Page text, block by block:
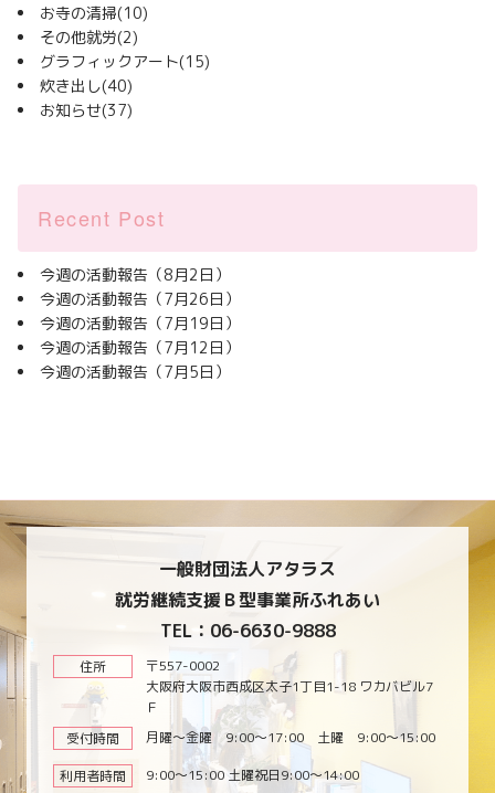
お寺の清掃(10)
その他就労(2)
グラフィックアート(15)
炊き出し(40)
お知らせ(37)
Recent Post
今週の活動報告（8月2日）
今週の活動報告（7月26日）
今週の活動報告（7月19日）
今週の活動報告（7月12日）
今週の活動報告（7月5日）
一般財団法人アタラス
就労継続支援Ｂ型事業所ふれあい
TEL：06-6630-9888
住所
〒557-0002
大阪府大阪市西成区太子1丁目1-18 ワカバビル7
Ｆ
受付時間
月曜～金曜 9:00～17:00 土曜 9:00～15:00
利用者時間 9:00～15:00 土曜祝日9:00～14:00